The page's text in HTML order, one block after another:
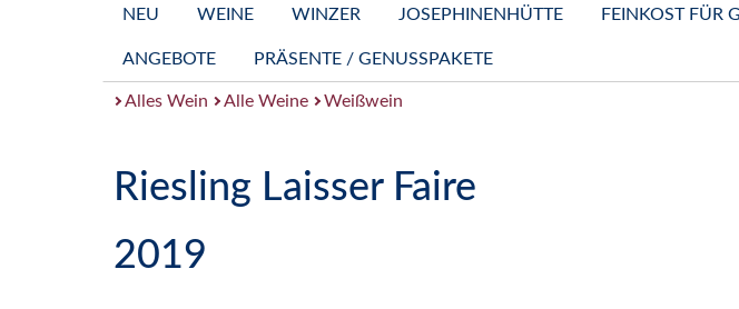
NEU WEINE WINZER JOSEPHINENHÜTTE FEINKOST FÜR
ANGEBOTE PRÄSENTE / GENUSSPAKETE
Alles Wein Alle Weine Weißwein
Riesling Laisser Faire
2019